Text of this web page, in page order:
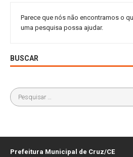
Parece que nós não encontramos o
uma pesquisa possa ajudar.
BUSCAR
Prefeitura Municipal de Cruz/CE